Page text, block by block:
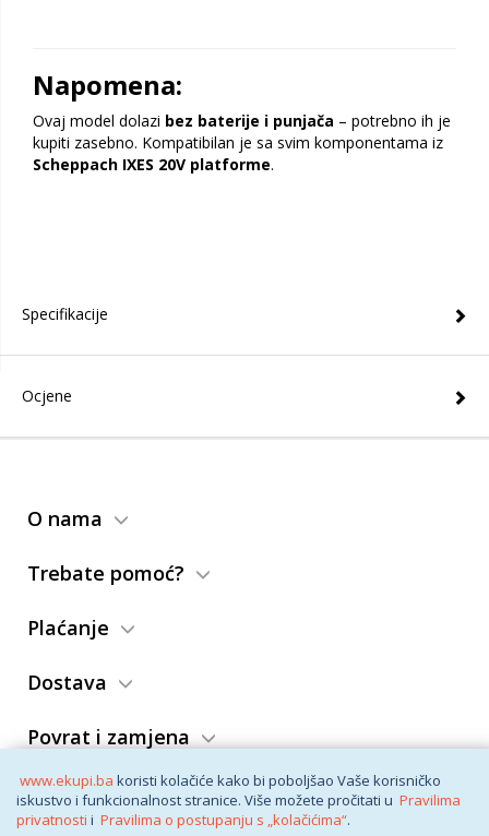
www.ekupi.ba koristi kolačiće kako bi poboljšao Vaše korisničko
iskustvo i funkcionalnost stranice. Više možete pročitati u Pravilima
privatnosti i Pravilima o postupanju s „kolačićima“.
Napomena:
Ovaj model dolazi bez baterije i punjača – potrebno ih je
kupiti zasebno. Kompatibilan je sa svim komponentama iz
Scheppach IXES 20V platforme.
Specifikacije
Ocjene
O nama
Trebate pomoć?
Plaćanje
Dostava
Povrat i zamjena
Opći uslovi